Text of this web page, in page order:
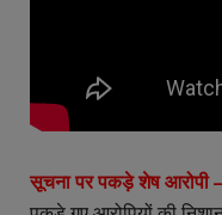
सूचना पर पकड़े शेष आरोपी –